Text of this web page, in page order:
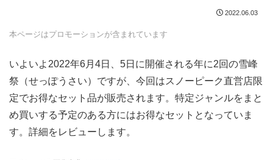
2022.06.03
本ページはプロモーションが含まれています
いよいよ2022年6月4日、5日に開催される年に2回の雪峰
祭（せっぽうさい）ですが、今回はスノーピーク直営店限
定でお得なセット品が販売されます。特定ジャンルをまと
め買いする予定のある方にはお得なセットとなっていま
す。詳細をレビューします。